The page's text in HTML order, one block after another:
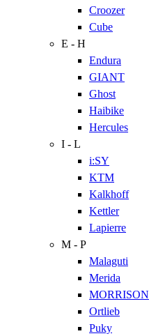
Croozer
Cube
E - H
Endura
GIANT
Ghost
Haibike
Hercules
I - L
i:SY
KTM
Kalkhoff
Kettler
Lapierre
M - P
Malaguti
Merida
MORRISON
Ortlieb
Puky